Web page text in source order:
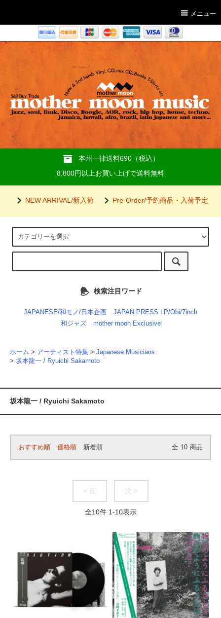
メニュー
本州一律送料690（税込）
8,800円以上お買い上げで送料無料
NEW ARRIVAL/新入荷 Pre-Order/予約商品・入荷予定
検索注目ワード
JAPANESE/和モノ/日本企画
JAPAN PRESS LP/Obi/7inch
和ジャズ
mother moon Exclusive
ホーム > アーティスト特集 > Japanese Musicians
> 坂本龍一 / Ryuichi Sakamoto
坂本龍一 / Ryuichi Sakamoto
おすすめ順 価格順 新着順 全 10 商品
< 前 次 >
全10件 1-10表示